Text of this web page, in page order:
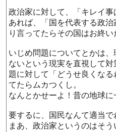
政治家に対して、「キレイ
あれば、「国を代表する政
り言ってたらその国はお終
いじめ問題についてとかは
ないという現実を直視して
題に対して「どうせ良くな
てたらムカつくし。
なんとかせーよ！昔の地球
要するに、国民なんて適当
まあ、政治家というのはそ